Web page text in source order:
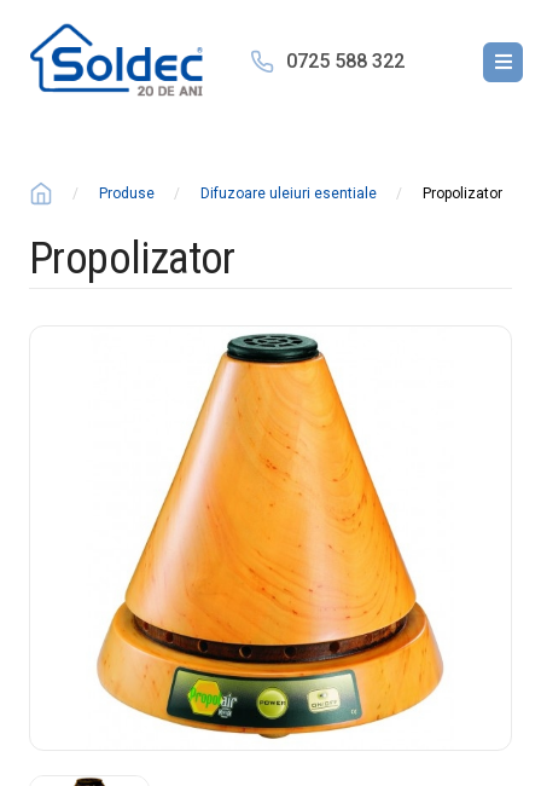
0725 588 322
Produse Difuzoare uleiuri esentiale Propolizator
Propolizator